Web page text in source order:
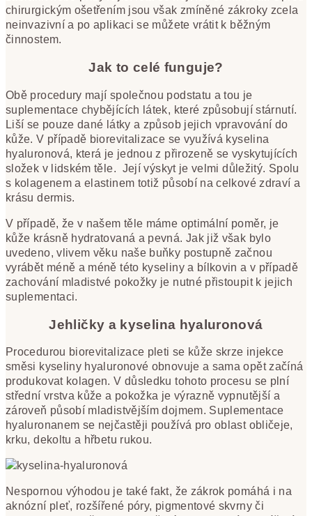
chirurgickým ošetřením jsou však zmíněné zákroky zcela
neinvazivní a po aplikaci se můžete vrátit k běžným
činnostem.
Jak to celé funguje?
Obě procedury mají společnou podstatu a tou je
suplementace chybějících látek, které způsobují stárnutí.
Liší se pouze dané látky a způsob jejich vpravování do
kůže. V případě biorevitalizace se využívá kyselina
hyaluronová, která je jednou z přirozeně se vyskytujících
složek v lidském těle. Její výskyt je velmi důležitý. Spolu
s kolagenem a elastinem totiž působí na celkové zdraví a
krásu dermis.
V případě, že v našem těle máme optimální poměr, je
kůže krásně hydratovaná a pevná. Jak již však bylo
uvedeno, vlivem věku naše buňky postupně začnou
vyrábět méně a méně této kyseliny a bílkovin a v případě
zachování mladistvé pokožky je nutné přistoupit k jejich
suplementaci.
Jehličky a kyselina hyaluronová
Procedurou biorevitalizace pleti se kůže skrze injekce
směsi kyseliny hyaluronové obnovuje a sama opět začíná
produkovat kolagen. V důsledku tohoto procesu se plní
střední vrstva kůže a pokožka je výrazně vypnutější a
zároveň působí mladistvějším dojmem. Suplementace
hyaluronanem se nejčastěji používá pro oblast obličeje,
krku, dekoltu a hřbetu rukou.
Nespornou výhodou je také fakt, že zákrok pomáhá i na
aknózní pleť, rozšířené póry, pigmentové skvrny či